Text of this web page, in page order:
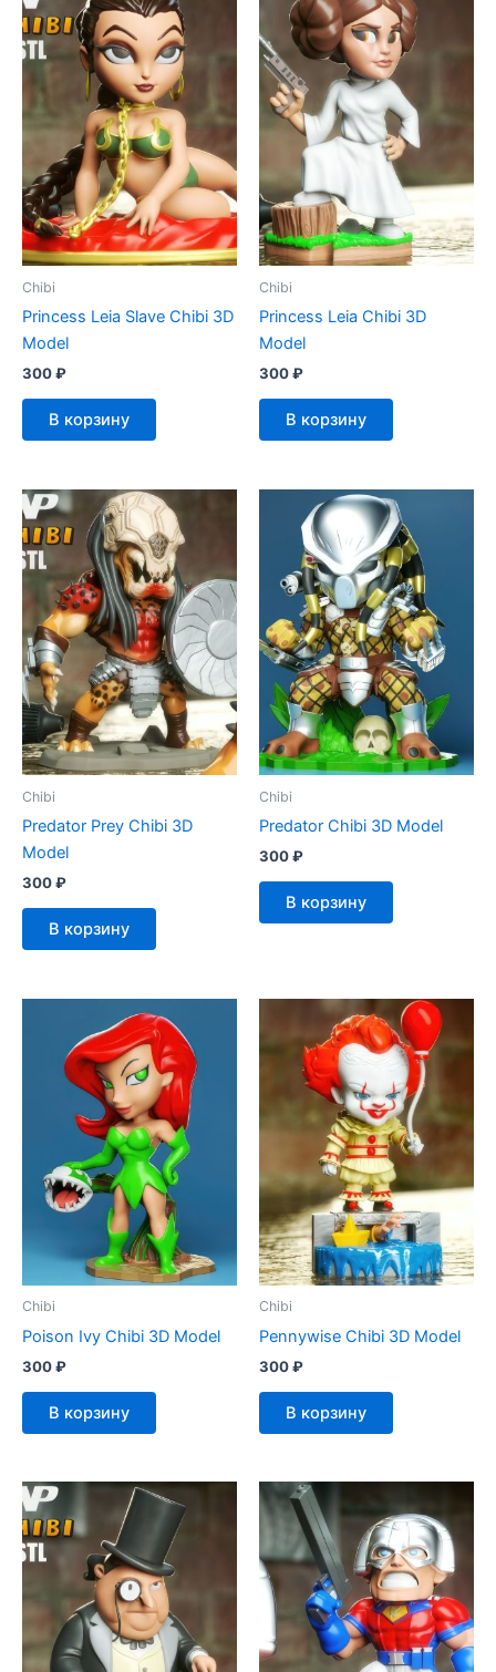
Chibi
Princess Leia Slave Chibi 3D
Model
300₽
В корзину
Chibi
Princess Leia Chibi 3D
Model
300₽
В корзину
Chibi
Predator Prey Chibi 3D
Model
300₽
В корзину
Chibi
Predator Chibi 3D Model
300₽
В корзину
Chibi
Poison Ivy Chibi 3D Model
300₽
В корзину
Chibi
Pennywise Chibi 3D Model
300₽
В корзину